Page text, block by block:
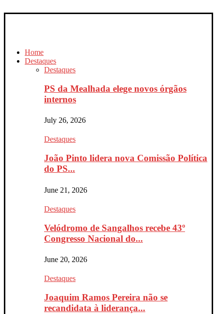
Home
Destaques
Destaques
PS da Mealhada elege novos órgãos
internos
July 26, 2026
Destaques
João Pinto lidera nova Comissão Política
do PS...
June 21, 2026
Destaques
Velódromo de Sangalhos recebe 43º
Congresso Nacional do...
June 20, 2026
Destaques
Joaquim Ramos Pereira não se
recandidata à liderança...